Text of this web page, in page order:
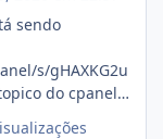
sendo
s/gHAXKG2u
do cpanel...